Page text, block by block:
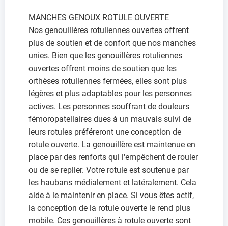
MANCHES GENOUX ROTULE OUVERTE
Nos genouillères rotuliennes ouvertes offrent
plus de soutien et de confort que nos manches
unies. Bien que les genouillères rotuliennes
ouvertes offrent moins de soutien que les
orthèses rotuliennes fermées, elles sont plus
légères et plus adaptables pour les personnes
actives. Les personnes souffrant de douleurs
fémoropatellaires dues à un mauvais suivi de
leurs rotules préféreront une conception de
rotule ouverte. La genouillère est maintenue en
place par des renforts qui l'empêchent de rouler
ou de se replier. Votre rotule est soutenue par
les haubans médialement et latéralement. Cela
aide à le maintenir en place. Si vous êtes actif,
la conception de la rotule ouverte le rend plus
mobile. Ces genouillères à rotule ouverte sont